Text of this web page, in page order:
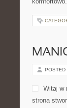
POSTED
Witaj w
strona